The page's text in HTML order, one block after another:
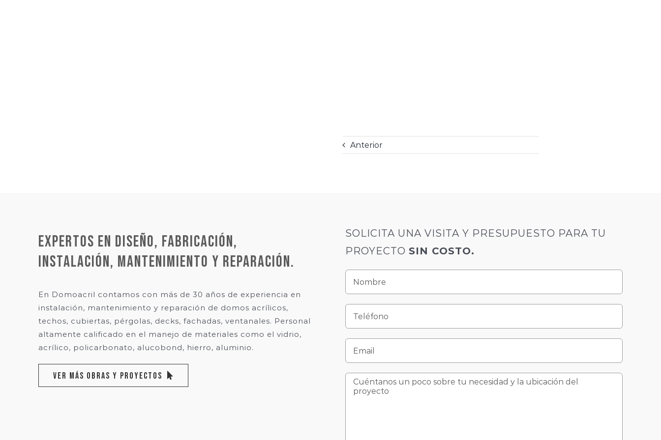
Anterior
EXPERTOS EN DISEÑO, FABRICACIÓN,
INSTALACIÓN, MANTENIMIENTO Y REPARACIÓN.
En Domoacril contamos con más de 30 años de experiencia en
instalación, mantenimiento y reparación de domos acrílicos,
techos, cubiertas, pérgolas, decks, fachadas, ventanales. Personal
altamente calificado en el manejo de materiales como el vidrio,
acrílico, policarbonato, alucobond, hierro, aluminio.
VER MÁS OBRAS Y PROYECTOS
SOLICITA UNA VISITA Y PRESUPUESTO PARA TU
PROYECTO SIN COSTO.